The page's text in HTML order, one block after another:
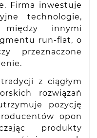
Firma inwestuje
technologie,
innymi
run-flat, o
przeznaczone
z ciągłym
rozwiązań
pozycję
opon
produkty